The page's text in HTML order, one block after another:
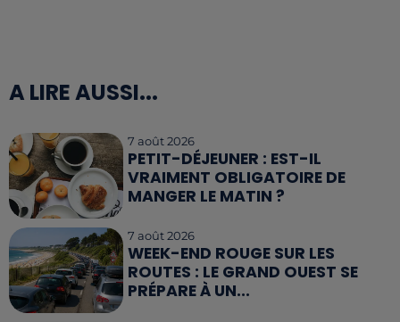
A LIRE AUSSI...
7 août 2026
PETIT-DÉJEUNER : EST-IL
VRAIMENT OBLIGATOIRE DE
MANGER LE MATIN ?
7 août 2026
WEEK-END ROUGE SUR LES
ROUTES : LE GRAND OUEST SE
PRÉPARE À UN...